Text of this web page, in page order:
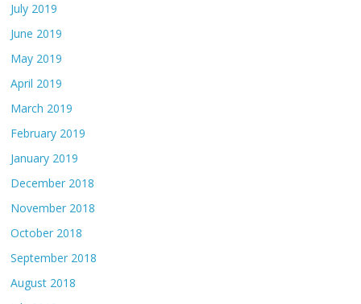
July 2019
June 2019
May 2019
April 2019
March 2019
February 2019
January 2019
December 2018
November 2018
October 2018
September 2018
August 2018